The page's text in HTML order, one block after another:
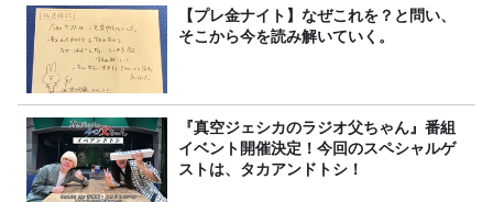
【プレ金ナイト】なぜこれを？と問い、
そこから今を読み解いていく。
『真空ジェシカのラジオ父ちゃん』番組
イベント開催決定！今回のスペシャルゲ
ストは、タカアンドトシ！